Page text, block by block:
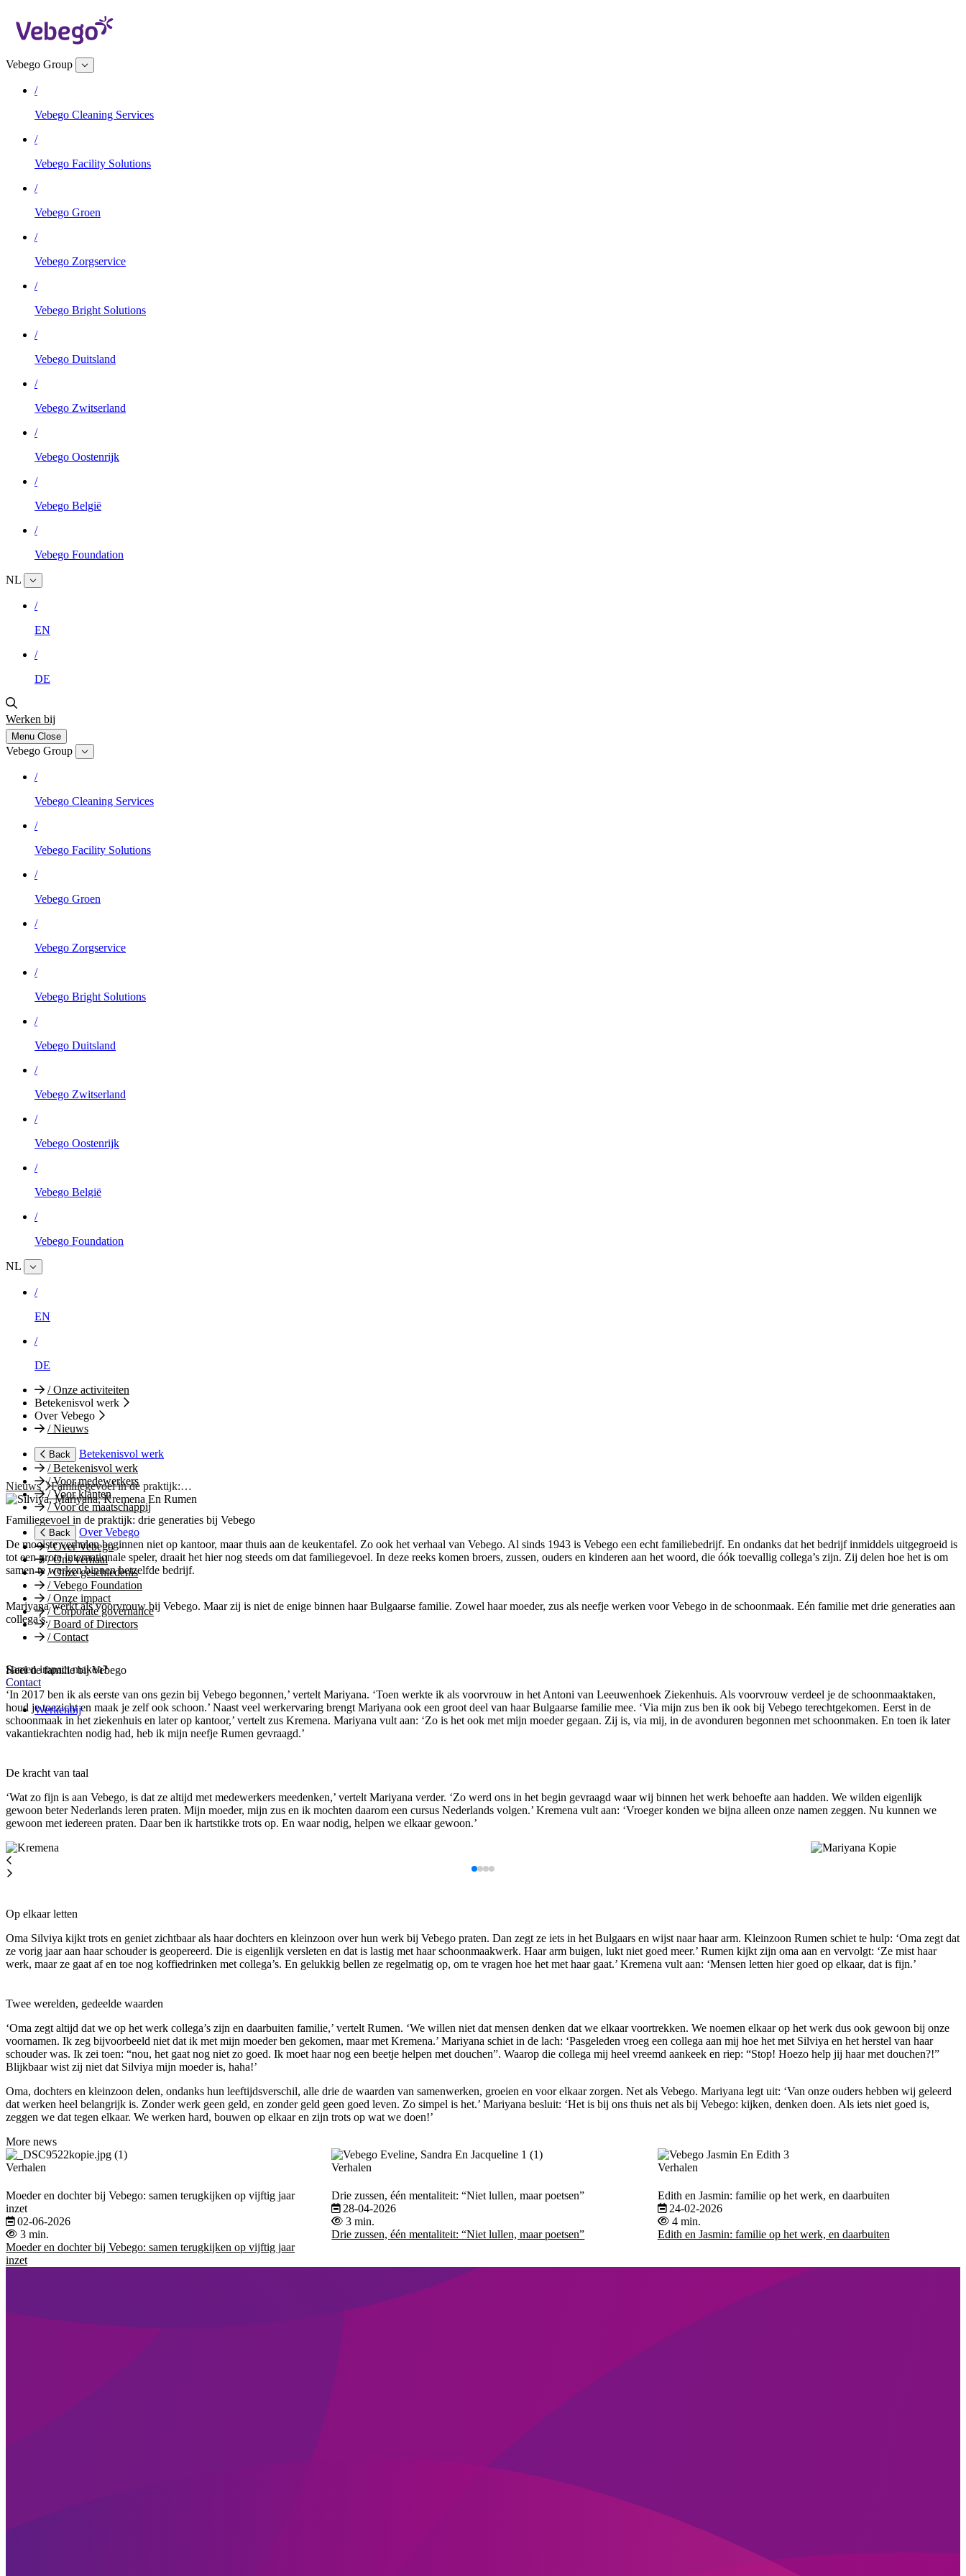
Vebego Group
/
Vebego Cleaning Services
/
Vebego Facility Solutions
/
Vebego Groen
/
Vebego Zorgservice
/
Vebego Bright Solutions
/
Vebego Duitsland
/
Vebego Zwitserland
/
Vebego Oostenrijk
/
Vebego België
/
Vebego Foundation
NL
/
EN
/
DE
Werken bij
Menu Close
Vebego Group
/
Vebego Cleaning Services
/
Vebego Facility Solutions
/
Vebego Groen
/
Vebego Zorgservice
/
Vebego Bright Solutions
/
Vebego Duitsland
/
Vebego Zwitserland
/
Vebego Oostenrijk
/
Vebego België
/
Vebego Foundation
NL
/
EN
/
DE
/Onze activiteiten
Betekenisvol werk
Over Vebego
/Nieuws
Back
Betekenisvol werk
/Betekenisvol werk
/Voor medewerkers
/Voor klanten
/Voor de maatschappij
Back
Over Vebego
/Over Vebego
/Ons verhaal
/Onze geschiedenis
/Vebego Foundation
/Onze impact
/Corporate governance
/Board of Directors
/Contact
Samen impact maken?
Contact
Werkenbij
Nieuws Familiegevoel in de praktijk:…
Familiegevoel in de praktijk: drie generaties bij Vebego
De mooiste verhalen beginnen niet op kantoor, maar thuis aan de keukentafel. Zo ook het verhaal van Vebego. Al sinds 1943 is Vebego een echt familiebedrijf. En ondanks dat het bedrijf inmiddels uitgegroeid is
tot een grote internationale speler, draait het hier nog steeds om dat familiegevoel. In deze reeks komen broers, zussen, ouders en kinderen aan het woord, die óók toevallig collega’s zijn. Zij delen hoe het is om
samen te werken binnen hetzelfde bedrijf.
Mariyana werkt als voorvrouw bij Vebego. Maar zij is niet de enige binnen haar Bulgaarse familie. Zowel haar moeder, zus als neefje werken voor Vebego in de schoonmaak. Eén familie met drie generaties aan
collega’s.
Heel de familie bij Vebego
‘In 2017 ben ik als eerste van ons gezin bij Vebego begonnen,’ vertelt Mariyana. ‘Toen werkte ik als voorvrouw in het Antoni van Leeuwenhoek Ziekenhuis. Als voorvrouw verdeel je de schoonmaaktaken,
houd je toezicht en maak je zelf ook schoon.’ Naast veel werkervaring brengt Mariyana ook een groot deel van haar Bulgaarse familie mee. ‘Via mijn zus ben ik ook bij Vebego terechtgekomen. Eerst in de
schoonmaak in het ziekenhuis en later op kantoor,’ vertelt zus Kremena. Mariyana vult aan: ‘Zo is het ook met mijn moeder gegaan. Zij is, via mij, in de avonduren begonnen met schoonmaken. En toen ik later
vakantiekrachten nodig had, heb ik mijn neefje Rumen gevraagd.’
De kracht van taal
‘Wat zo fijn is aan Vebego, is dat ze altijd met medewerkers meedenken,’ vertelt Mariyana verder. ‘Zo werd ons in het begin gevraagd waar wij binnen het werk behoefte aan hadden. We wilden eigenlijk
gewoon beter Nederlands leren praten. Mijn moeder, mijn zus en ik mochten daarom een cursus Nederlands volgen.’ Kremena vult aan: ‘Vroeger konden we bijna alleen onze namen zeggen. Nu kunnen we
gewoon met iedereen praten. Daar ben ik hartstikke trots op. En waar nodig, helpen we elkaar gewoon.’
Op elkaar letten
Oma Silviya kijkt trots en geniet zichtbaar als haar dochters en kleinzoon over hun werk bij Vebego praten. Dan zegt ze iets in het Bulgaars en wijst naar haar arm. Kleinzoon Rumen schiet te hulp: ‘Oma zegt dat
ze vorig jaar aan haar schouder is geopereerd. Die is eigenlijk versleten en dat is lastig met haar schoonmaakwerk. Haar arm buigen, lukt niet goed meer.’ Rumen kijkt zijn oma aan en vervolgt: ‘Ze mist haar
werk, maar ze gaat af en toe nog koffiedrinken met collega’s. En gelukkig bellen ze regelmatig op, om te vragen hoe het met haar gaat.’ Kremena vult aan: ‘Mensen letten hier goed op elkaar, dat is fijn.’
Twee werelden, gedeelde waarden
‘Oma zegt altijd dat we op het werk collega’s zijn en daarbuiten familie,’ vertelt Rumen. ‘We willen niet dat mensen denken dat we elkaar voortrekken. We noemen elkaar op het werk dus ook gewoon bij onze
voornamen. Ik zeg bijvoorbeeld niet dat ik met mijn moeder ben gekomen, maar met Kremena.’ Mariyana schiet in de lach: ‘Pasgeleden vroeg een collega aan mij hoe het met Silviya en het herstel van haar
schouder was. Ik zei toen: “nou, het gaat nog niet zo goed. Ik moet haar nog een beetje helpen met douchen”. Waarop die collega mij heel vreemd aankeek en riep: “Stop! Hoezo help jij haar met douchen?!”
Blijkbaar wist zij niet dat Silviya mijn moeder is, haha!’
Oma, dochters en kleinzoon delen, ondanks hun leeftijdsverschil, alle drie de waarden van samenwerken, groeien en voor elkaar zorgen. Net als Vebego. Mariyana legt uit: ‘Van onze ouders hebben wij geleerd
dat werken heel belangrijk is. Zonder werk geen geld, en zonder geld geen goed leven. Zo simpel is het.’ Mariyana besluit: ‘Het is bij ons thuis net als bij Vebego: kijken, denken doen. Als iets niet goed is,
zeggen we dat tegen elkaar. We werken hard, bouwen op elkaar en zijn trots op wat we doen!’
More news
Verhalen
Moeder en dochter bij Vebego: samen terugkijken op vijftig jaar
inzet
02-06-2026
3 min.
Moeder en dochter bij Vebego: samen terugkijken op vijftig jaar
inzet
Verhalen
Drie zussen, één mentaliteit: “Niet lullen, maar poetsen”
28-04-2026
3 min.
Drie zussen, één mentaliteit: “Niet lullen, maar poetsen”
Verhalen
Edith en Jasmin: familie op het werk, en daarbuiten
24-02-2026
4 min.
Edith en Jasmin: familie op het werk, en daarbuiten